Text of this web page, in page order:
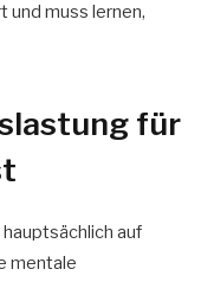
und muss lernen,
für
auf
mentale